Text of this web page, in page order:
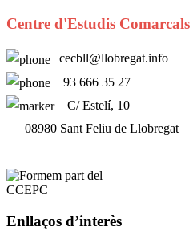
Centre d'Estudis
cecbll@llobregat.info
93 666 35 27
C/ Estelí, 10
08980 Sant Feliu de Llobregat
Enllaços d’interès